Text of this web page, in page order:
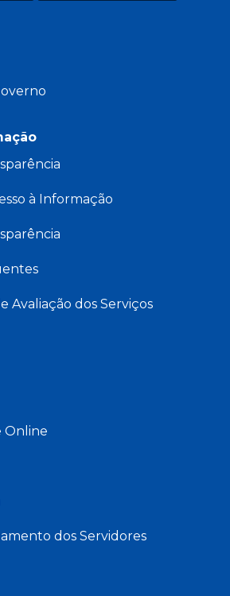
à Informação
Avaliação dos Serviços
Online
dos Servidores